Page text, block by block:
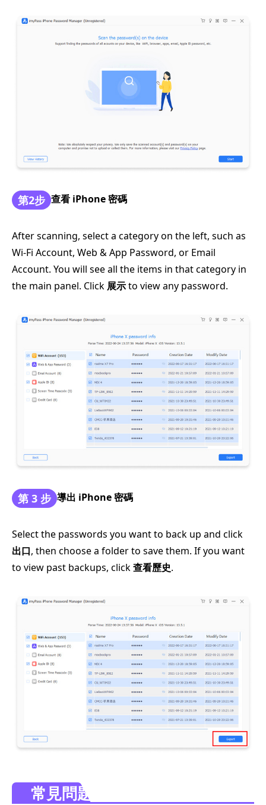
第2步 查看 iPhone 密碼
After scanning, select a category on the left, such as
Wi-Fi Account, Web & App Password, or Email
Account. You will see all the items in that category in
the main panel. Click 展示to view any password.
第 3 步 導出 iPhone 密碼
Select the passwords you want to back up and click
出口, then choose a folder to save them. If you want
to view past backups, click查看歷史.
常見問題。